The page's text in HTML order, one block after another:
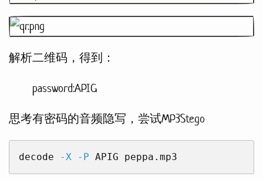
解析二维码，得到：
password:APIG
思考有密码的音频隐写，尝试MP3Stego
decode -X -P